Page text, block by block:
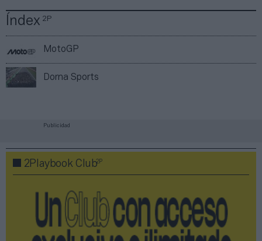
Índex2P
MotoGP
Dorna Sports
Publicidad
2Playbook Club2P